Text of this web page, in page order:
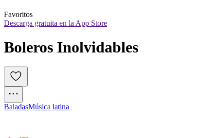
Favoritos
Descarga gratuita en la App Store
Boleros Inolvidables
BaladasMúsica latina